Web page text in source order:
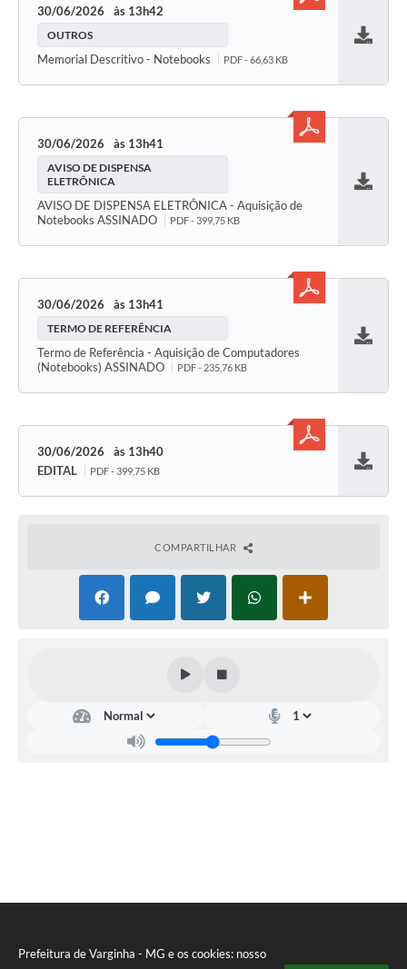
Prefeitura de Varginha - MG e os cookies: nosso
30/06/2026 13h42
OUTROS
Memorial Descritivo - Notebooks PDF - 66,63 KB
30/06/2026 13h41
AVISO DE DISPENSA
ELETRÔNICA
AVISO DE DISPENSA ELETRÔNICA - Aquisição de
Notebooks ASSINADO
PDF - 399,75 KB
30/06/2026 13h41
TERMO DE REFERÊNCIA
Termo de Referência - Aquisição de Computadores
(Notebooks) ASSINADO
PDF - 235,76 KB
30/06/2026
13h40
EDITAL
PDF - 399,75 KB
COMPARTILHAR